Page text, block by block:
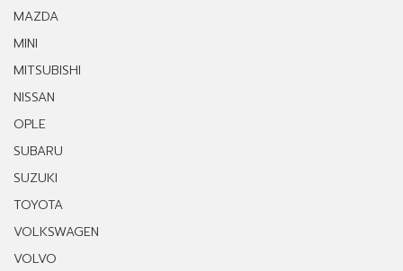
MAZDA
MINI
MITSUBISHI
NISSAN
OPLE
SUBARU
SUZUKI
TOYOTA
VOLKSWAGEN
VOLVO